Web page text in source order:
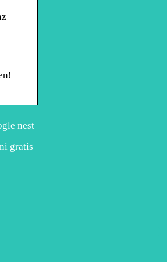
nest
gratis